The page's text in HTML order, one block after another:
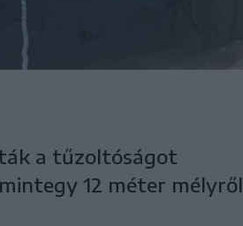
a tűzoltóságot
12 méter mélyről